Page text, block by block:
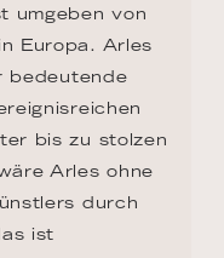
umgeben von
Europa. Arles
bedeutende
bis zu stolzen
Arles ohne
durch
ist